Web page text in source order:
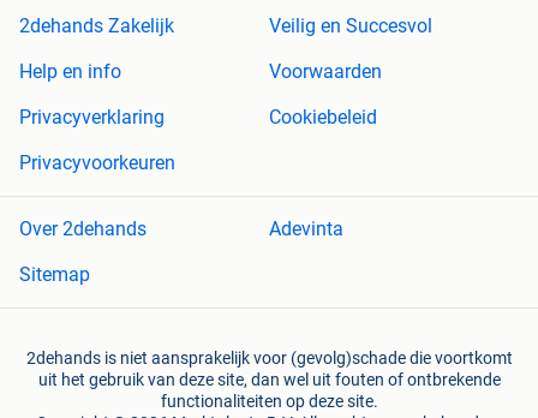
2dehands Zakelijk
Veilig en Succesvol
Help en info
Voorwaarden
Privacyverklaring
Cookiebeleid
Privacyvoorkeuren
Over 2dehands
Adevinta
Sitemap
2dehands is niet aansprakelijk voor (gevolg)schade die voortkomt
uit het gebruik van deze site, dan wel uit fouten of ontbrekende
functionaliteiten op deze site.